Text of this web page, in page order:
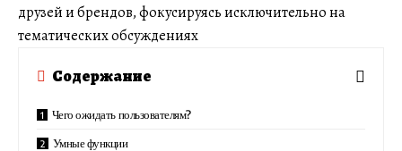
друзей и брендов, фокусируясь исключительно на
тематических обсуждениях
Содержание
Чего ожидать пользователям?
Умные функции